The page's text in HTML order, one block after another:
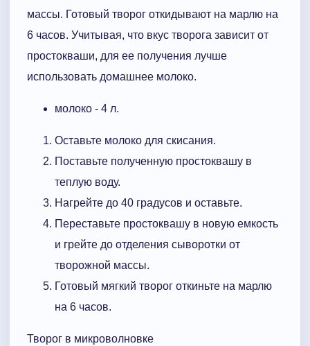
массы. Готовый творог откидывают на марлю на
6 часов. Учитывая, что вкус творога зависит от
простокваши, для ее получения лучше
использовать домашнее молоко.
молоко - 4 л.
Оставьте молоко для скисания.
Поставьте полученную простоквашу в
теплую воду.
Нагрейте до 40 градусов и оставьте.
Переставьте простоквашу в новую емкость
и грейте до отделения сыворотки от
творожной массы.
Готовый мягкий творог откиньте на марлю
на 6 часов.
Творог в микроволновке